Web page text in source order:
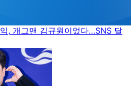
, 개그맨 김규원이었다…SNS 달